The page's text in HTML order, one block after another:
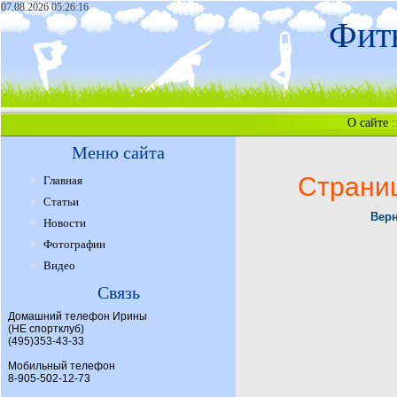
07.08.2026 05:26:16
О сайте
Меню сайта
Главная
Статьи
Новости
Фотографии
Видео
Связь
Домашний телефон Ирины
(НЕ спортклуб)
(495)353-43-33
Мобильный телефон
8-905-502-12-73